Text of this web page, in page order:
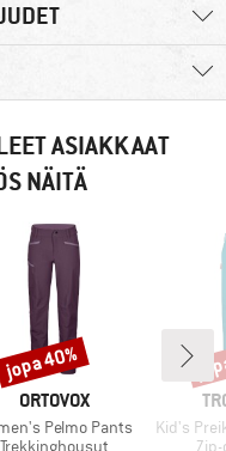
ASIAKKAAT
NÄITÄ
MERKKI
ORTOVOX
Pelmo Pants
Tuoteryhmä
Trekkinghousut
jopa 40%
Tuote
Kid's